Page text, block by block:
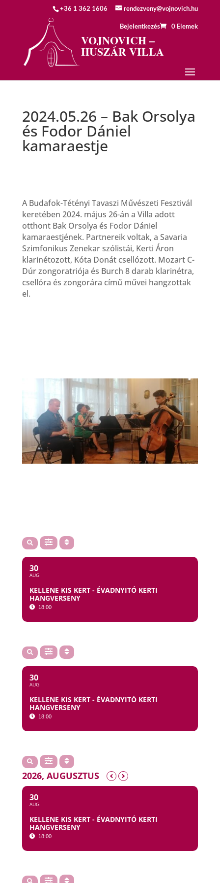
+36 1 362 1606 rendezveny@vojnovich.hu
Bejelentkezés 0 Elemek
VOJNOVICH –
HUSZÁR VILLA
2024.05.26 – Bak Orsolya
és Fodor Dániel
kamaraestje
A Budafok-Tétényi Tavaszi Művészeti Fesztivál
keretében 2024. május 26-án a Villa adott
otthont Bak Orsolya és Fodor Dániel
kamaraestjének. Partnereik voltak, a Savaria
Szimfonikus Zenekar szólistái, Kerti Áron
klarinétozott, Kóta Donát csellózott. Mozart C-
Dúr zongoratriója és Burch 8 darab klarinétra,
csellóra és zongorára című művei hangzottak
el.
30
AUG
KELLENE KIS KERT - ÉVADNYITÓ KERTI
HANGVERSENY
18:00
30
AUG
KELLENE KIS KERT - ÉVADNYITÓ KERTI
HANGVERSENY
18:00
2026, AUGUSZTUS
30
AUG
KELLENE KIS KERT - ÉVADNYITÓ KERTI
HANGVERSENY
18:00